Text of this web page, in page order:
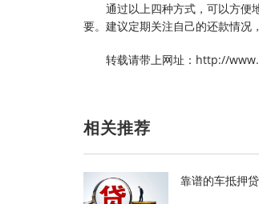
通过以上四种方式，可以方便
要。建议定期关注自己的还款情况
转载请带上网址：http://
相关推荐
靠谱的车抵押